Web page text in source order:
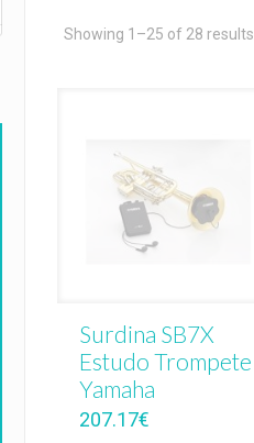
Showing 1–25 of 28 results
Surdina SB7X
Estudo Trompete
Yamaha
207.17€